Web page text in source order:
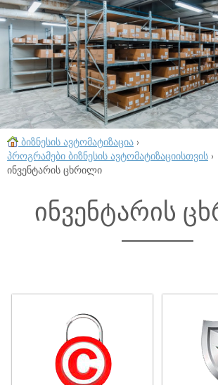
ბიზნესის ავტომატიზაცია ›
პროგრამები ბიზნესის ავტომატიზაციისთვის ›
ინვენტარის ცხრილი
ინვენტარის